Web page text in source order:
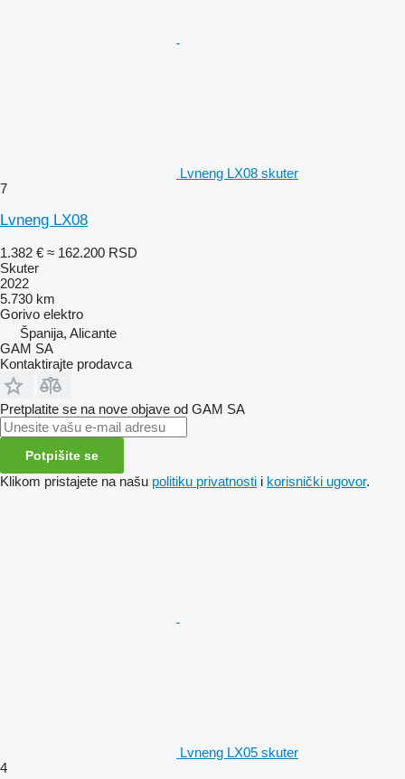
Lvneng LX08 skuter
7
Lvneng LX08
1.382 € ≈ 162.200 RSD
Skuter
2022
5.730 km
Gorivo elektro
Španija, Alicante
GAM SA
Kontaktirajte prodavca
Pretplatite se na nove objave od GAM SA
Potpišite se
Klikom pristajete na našu politiku privatnosti i korisnički ugovor.
Lvneng LX05 skuter
4